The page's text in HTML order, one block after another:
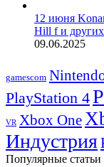
12 июня
Hill f и
09.06.2025
gamescom
PlayStation 4
VR Xbox One
Индустрия
Популярные статьи